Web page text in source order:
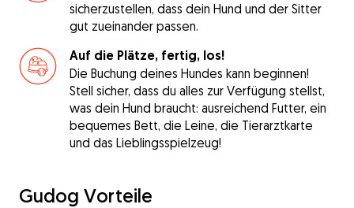
sicherzustellen, dass dein Hund und der Sitter
gut zueinander passen.
Auf die Plätze, fertig, los!
Die Buchung deines Hundes kann beginnen!
Stell sicher, dass du alles zur Verfügung stellst,
was dein Hund braucht: ausreichend Futter, ein
bequemes Bett, die Leine, die Tierarztkarte
und das Lieblingsspielzeug!
Gudog Vorteile